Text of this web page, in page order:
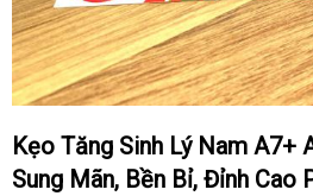
Kẹo Tăng Sinh Lý Nam A7+ Alpha Seven Plus –
Sung Mãn, Bền Bỉ, Đỉnh Cao